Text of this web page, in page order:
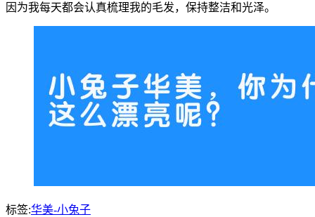
因为我每天都会认真梳理我的毛发，保持整洁和光泽。
标签:华美-小兔子